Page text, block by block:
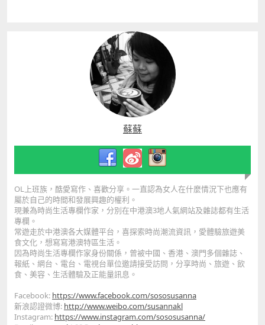
蘇蘇
OL上班族，酷愛寫作、喜歡分享。一直認為女人在什麼情況下也應有
屬於自己的時間和發展興趣的權利。
現兼為時尚生活專欄作家，分別在中港澳3地人氣網站及雜誌都有生活
專欄。
常遊走於中港澳各大媒體平台，喜探索時尚潮流資訊，愛體驗旅遊美
食文化，想寫寫港澳特區生活。
因為時尚生活專欄作家身份關係，曾被中國、香港、澳門多個雜誌、
報紙、網台、電台、電視台單位邀請接受訪問，分享時尚、旅遊、 飲
食、美容、生活體驗及正能量訊息。
Facebook: https://www.facebook.com/sososusanna
新浪認證微博: http://www.weibo.com/susannakl
Instagram: https://www.instagram.com/sososusanna/